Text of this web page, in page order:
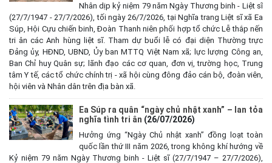
Nhân dịp kỷ niệm 79 năm Ngày Thương binh - Liệt sĩ
(27/7/1947 - 27/7/2026), tối ngày 26/7/2026, tại Nghĩa trang Liệt sĩ xã Ea
Súp, Hội Cựu chiến binh, Đoàn Thanh niên phối hợp tổ chức Lễ thắp nến
tri ân các Anh hùng liệt sĩ. Tham dự buổi lễ có đại diện Thường trực
Đảng ủy, HĐND, UBND, Ủy ban MTTQ Việt Nam xã; lực lượng Công an,
Ban Chỉ huy Quân sự; lãnh đạo các cơ quan, đơn vị, trường học, Trung
tâm Y tế, các tổ chức chính trị - xã hội cùng đông đảo cán bộ, đoàn viên,
hội viên và Nhân dân trên địa bàn xã.
Ea Súp ra quân “ngày chủ nhật xanh” – lan tỏa
nghĩa tình tri ân (26/07/2026)
Hưởng ứng “Ngày Chủ nhật xanh” đồng loạt toàn
quốc lần thứ III năm 2026, trong không khí hướng về
Kỷ niệm 79 năm Ngày Thương binh - Liệt sĩ (27/7/1947 – 27/7/2026),